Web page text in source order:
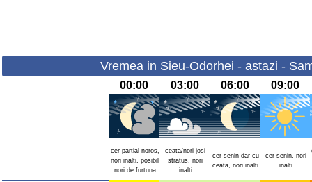
Vremea in Sieu-Odorhei - astazi -
00:00 03:00 06:00 09:00
cer partial noros,
nori inalti, posibil
nori de furtuna
ceata/nori josi
stratus, nori
inalti
cer senin dar cu
ceata, nori inalti
cer senin, nori
inalti